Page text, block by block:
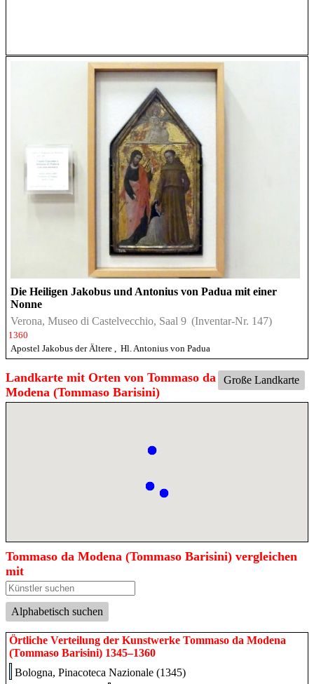
Die Heiligen Jakobus und Antonius von Padua mit einer
Nonne
Verona, Museo di Castelvecchio, Saal 9 (Inventar-Nr. 147)
1360
Apostel Jakobus der Ältere
Hl. Antonius von Padua
Große Landkarte
Landkarte mit Orten von Tommaso da
Modena (Tommaso Barisini)
Tommaso da Modena (Tommaso Barisini) vergleichen
mit
Alphabetisch suchen
Örtliche Verteilung der Kunstwerke Tommaso da Modena
(Tommaso Barisini) 1345–1360
Bologna, Pinacoteca Nazionale (1345)